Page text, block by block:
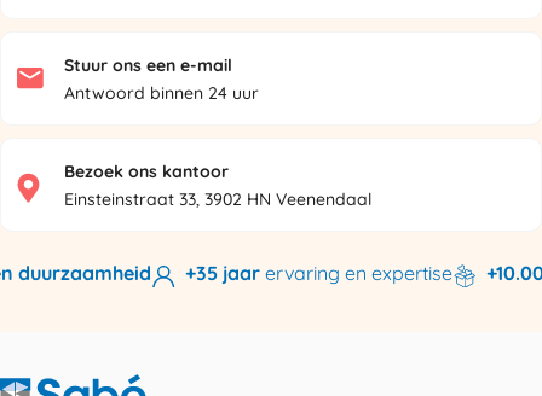
Stuur ons een e-mail
Antwoord binnen 24 uur
Bezoek ons kantoor
Einsteinstraat 33, 3902 HN Veenendaal
+35 jaarervaring en expertise